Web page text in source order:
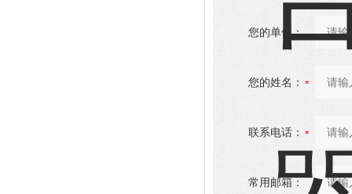
您的单位：
您的姓名：
联系电话：
常用邮箱：